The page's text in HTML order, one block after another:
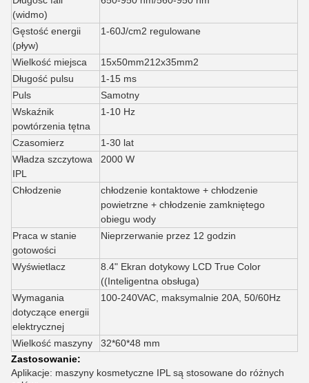
(widmo)
Gęstość energii
(pływ)
1-60J/cm2 regulowane
Wielkość miejsca 15x50mm212x35mm2
Długość pulsu
1-15 ms
Puls
Samotny
Wskaźnik
powtórzenia tętna
1-10 Hz
Czasomierz
1-30 lat
Władza szczytowa
IPL
2000 W
Chłodzenie
chłodzenie kontaktowe + chłodzenie
powietrzne + chłodzenie zamkniętego
obiegu wody
Praca w stanie
gotowości
Nieprzerwanie przez 12 godzin
Wyświetlacz
8.4" Ekran dotykowy LCD True Color
((Inteligentna obsługa)
Wymagania
dotyczące energii
elektrycznej
100-240VAC, maksymalnie 20A, 50/60Hz
Wielkość maszyny
32*60*48 mm
Zastosowanie:
Aplikacje: maszyny kosmetyczne IPL są stosowane do różnych